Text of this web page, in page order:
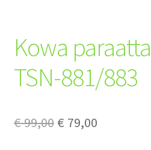
Kowa
TSN-881/883
€99,00 Original
€ 79,00Current